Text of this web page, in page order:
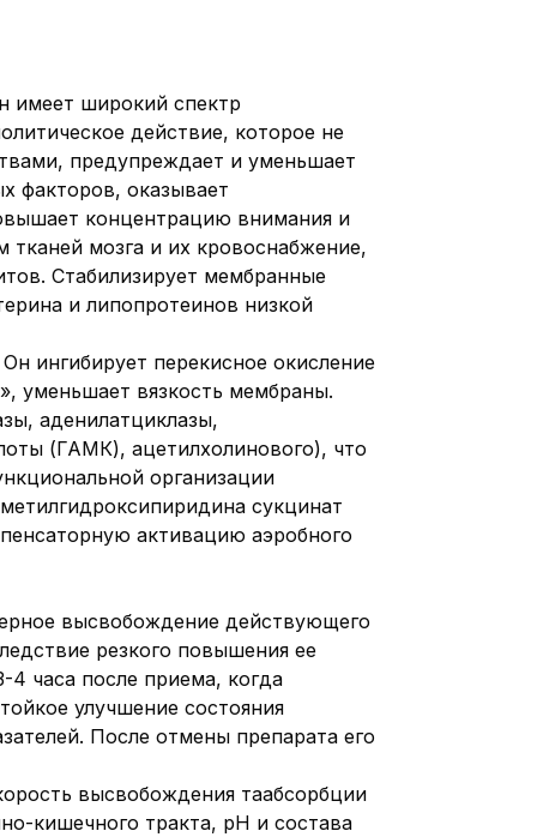
имеет широкий спектр
действие, которое не
предупреждает и уменьшает
факторов, оказывает
концентрацию внимания и
тканей мозга и их кровоснабжение,
Стабилизирует мембранные
и липопротеинов низкой
ингибирует перекисное окисление
уменьшает вязкость мембраны.
аденилатциклазы,
(ГАМК), ацетилхолинового), что
организации
сукцинат
активацию аэробного
высвобождение действующего
резкого повышения ее
4 часа после приема, когда
улучшение состояния
После отмены препарата его
высвобождения таабсорбции
кишечного тракта, рН и состава